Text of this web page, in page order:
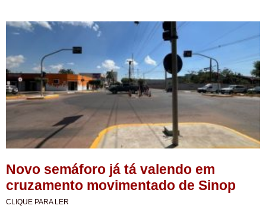
Novo semáforo já tá valendo em
cruzamento movimentado de Sinop
CLIQUE PARA LER